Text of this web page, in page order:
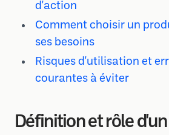
d'action
Comment choisir un
ses besoins
Risques d'utilisation et
courantes à éviter
Définition et rôle